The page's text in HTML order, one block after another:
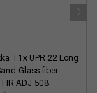
T1x UPR 22 Long
Glass fiber
ADJ 508
›